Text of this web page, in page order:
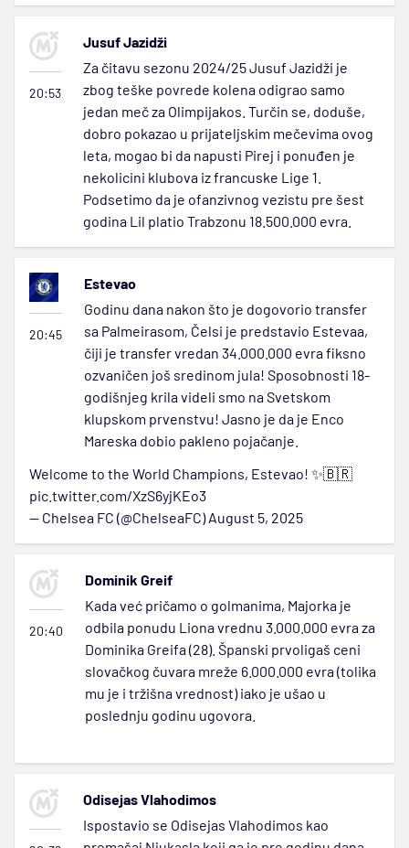
20:53
Jusuf Jazidži
Za čitavu sezonu 2024/25 Jusuf Jazidži je
zbog teške povrede kolena odigrao samo
jedan meč za Olimpijakos. Turčin se, doduše,
dobro pokazao u prijateljskim mečevima ovog
leta, mogao bi da napusti Pirej i ponuđen je
nekolicini klubova iz francuske Lige 1.
Podsetimo da je ofanzivnog vezistu pre šest
godina Lil platio Trabzonu 18.500.000 evra.
20:45
Estevao
Godinu dana nakon što je dogovorio transfer
sa Palmeirasom, Čelsi je predstavio Estevaa,
čiji je transfer vredan 34.000.000 evra fiksno
ozvaničen još sredinom jula! Sposobnosti 18-
godišnjeg krila videli smo na Svetskom
klupskom prvenstvu! Jasno je da je Enco
Mareska dobio pakleno pojačanje.
Welcome to the World Champions, Estevao! ✨🇧🇷
pic.twitter.com/XzS6yjKEo3
— Chelsea FC (@ChelseaFC)August 5, 2025
20:40
Dominik Greif
Kada već pričamo o golmanima, Majorka je
odbila ponudu Liona vrednu 3.000.000 evra za
Dominika Greifa (28). Španski prvoligaš ceni
slovačkog čuvara mreže 6.000.000 evra (tolika
mu je i tržišna vrednost) iako je ušao u
poslednju godinu ugovora.
Odisejas Vlahodimos
Ispostavio se Odisejas Vlahodimos kao